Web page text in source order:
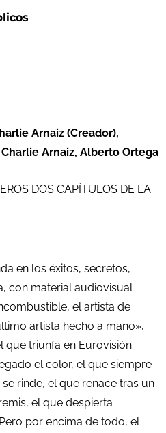
Arnaiz (Creador),
Arnaiz, Alberto Ortega
DOS CAPÍTULOS DE LA
en los éxitos, secretos,
con material audiovisual
el artista de
artista hecho a mano»,
que triunfa en Eurovisión
el color, el que siempre
rinde, el que renace tras un
el que despierta
por encima de todo, el